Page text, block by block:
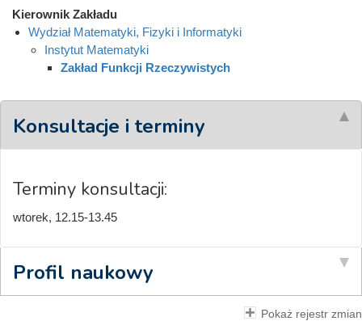
Kierownik Zakładu
Wydział Matematyki, Fizyki i Informatyki
Instytut Matematyki
Zakład Funkcji Rzeczywistych
Konsultacje i terminy
Terminy konsultacji:
wtorek, 12.15-13.45
Profil naukowy
Pokaż rejestr zmian